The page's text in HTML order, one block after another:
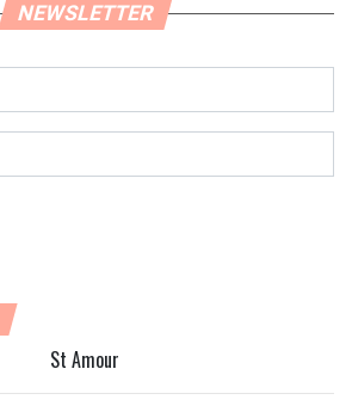
NEWSLETTER
St Amour